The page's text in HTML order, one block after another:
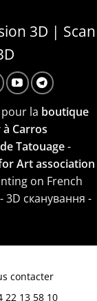
3D | Scan
la boutique
Carros
Tatouage-
Art association
on French
3D сканування -
contacter
22 13 58 10